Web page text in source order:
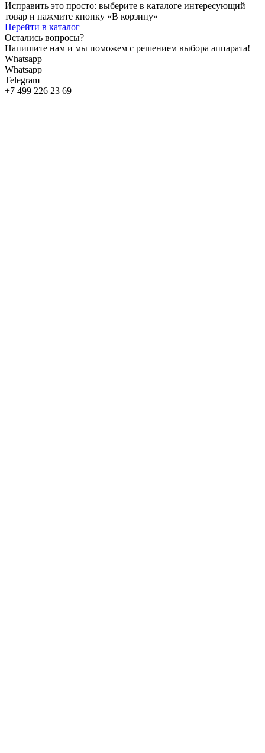
Исправить это просто: выберите в каталоге интересующий
товар и нажмите кнопку «В корзину»
Перейти в каталог
Остались вопросы?
Напишите нам и мы поможем с решением выбора аппарата!
Whatsapp
Whatsapp
Telegram
+7 499 226 23 69